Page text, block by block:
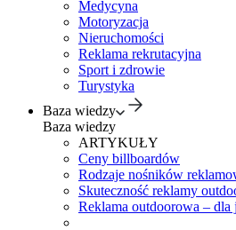
Medycyna
Motoryzacja
Nieruchomości
Reklama rekrutacyjna
Sport i zdrowie
Turystyka
Baza wiedzy
Baza wiedzy
ARTYKUŁY
Ceny billboardów
Rodzaje nośników
Skuteczność reklamy
Reklama outdoorowa –